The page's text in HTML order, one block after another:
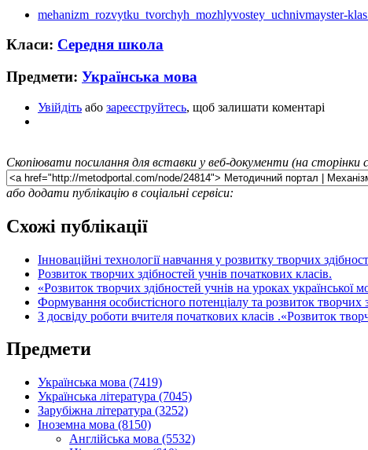
mehanizm_rozvytku_tvorchyh_mozhlyvostey_uchnivmayster-
Класи: Середня школа
Предмети: Українська мова
Увійдіть або зареєструйтесь, щоб залишати коментарі
Скопіювати посилання для вставки у веб-документи (на сторінки
або додати публікацію в соціальні сервіси:
Схожі публікації
Інноваційні технології навчання у розвитку творчих
Розвиток творчих здібностей учнів початкових класів.
«Розвиток творчих здібностей учнів на уроках української
Формування особистісного потенціалу та розвиток творчих
З досвіду роботи вчителя початкових класів .«Розвиток
Предмети
Українська мова (7419)
Українська література (7045)
Зарубіжна література (3252)
Іноземна мова (8150)
Англійська мова (5532)